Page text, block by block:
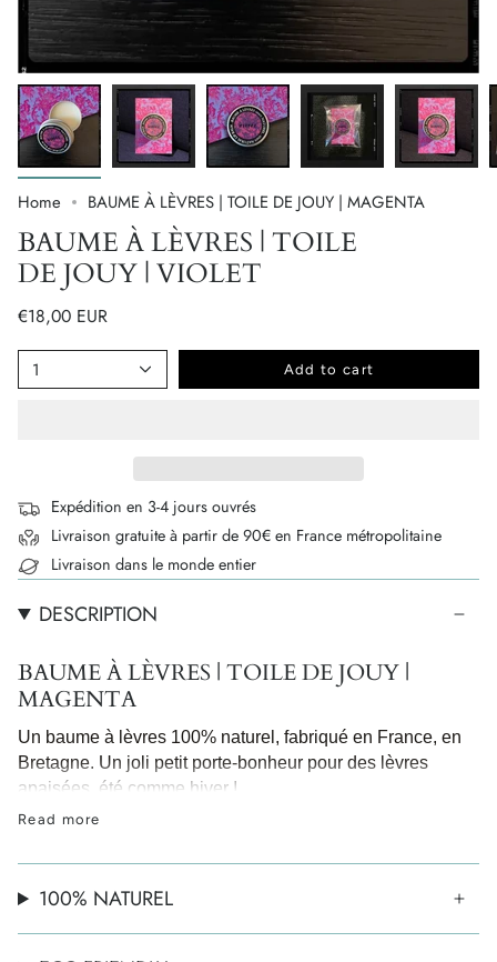
Home BAUME À LÈVRES | TOILE DE JOUY | MAGENTA
BAUME À LÈVRES | TOILE
DE JOUY | VIOLET
€18,00 EUR
1 Add to cart
Expédition en 3-4 jours ouvrés
Livraison gratuite à partir de 90€ en France métropolitaine
Livraison dans le monde entier
DESCRIPTION
BAUME À LÈVRES | TOILE DE JOUY |
MAGENTA
Un baume à lèvres 100% naturel, fabriqué en France, en
Bretagne. Un joli petit porte-bonheur pour des lèvres
apaisées, été comme hiver !
Formule 100% naturelle
Actifs soin
Pot eco-friendly en aluminium recyclable
Read more
100% NATUREL